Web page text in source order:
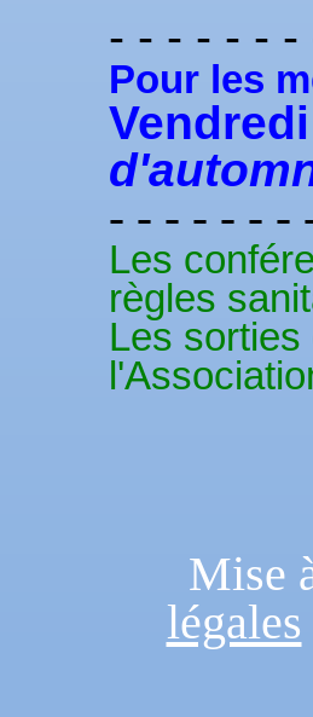
- - - - - - -
Pour les
- - - - - - -
Les
règles
Les
légales